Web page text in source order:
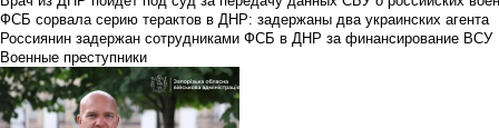
ФСБ сорвала серию терактов в ДНР: задержаны два украинских агента
Россиянин задержан сотрудниками ФСБ в ДНР за финансирование ВСУ
Военные преступники